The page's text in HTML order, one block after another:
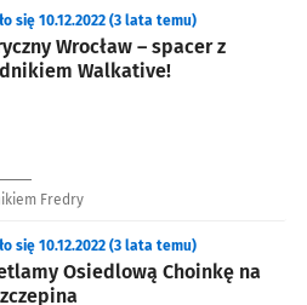
Wrocław – spacer z
Walkative!
się 10.12.2022 (3 lata temu)
Fredry
Osiedlową Choinkę na
się 10.12.2022 (3 lata temu)